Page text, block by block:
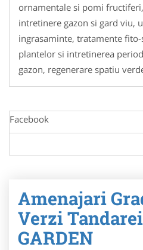
ornamentale si pomi
intretinere gazon si gard viu,
ingrasaminte, tratamente
plantelor si intretinerea
gazon, regenerare spatiu
Facebook
Amenajari
Verzi
GARDEN